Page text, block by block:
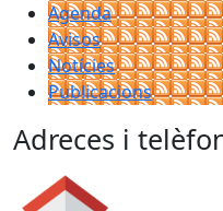
Agenda
Avisos
Notícies
Publicacions
Adreces i